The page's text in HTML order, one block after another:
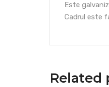
Este
Cadrul este
Related